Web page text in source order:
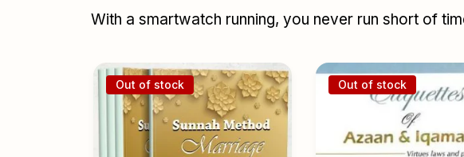
With a smartwatch running, you never run short of
Out of stock Out of stock